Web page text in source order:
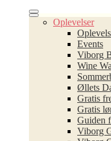
Oplevelser
Events
Viborg
Wine
Øllets
Gratis
Gratis
Guiden
Viborg